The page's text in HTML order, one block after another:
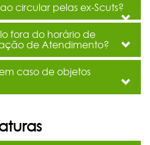
circular pelas ex-Scuts?
fora do horário de
de Atendimento?
caso de objetos